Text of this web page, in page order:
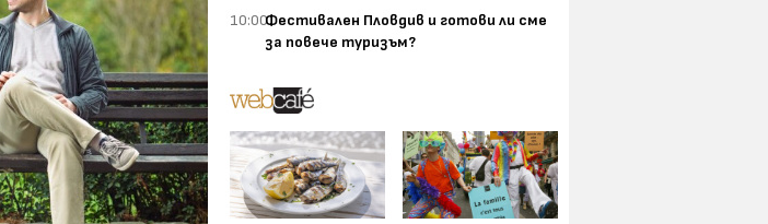
10:00Фестивален Пловдив и готови ли сме
за повече туризъм?